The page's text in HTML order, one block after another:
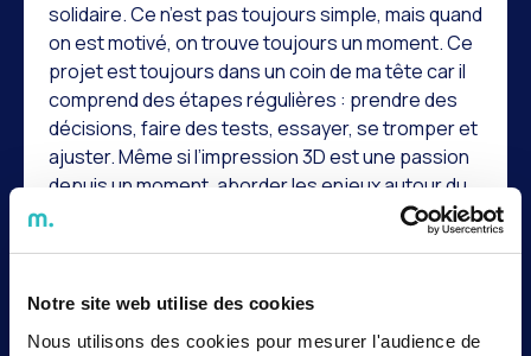
Notre site web utilise des cookies
Nous utilisons des cookies pour mesurer l'audience de
solidaire. Ce n’est pas toujours simple, mais quand
on est motivé, on trouve toujours un moment. Ce
projet est toujours dans un coin de ma tête car il
comprend des étapes régulières : prendre des
décisions, faire des tests, essayer, se tromper et
ajuster. Même si l’impression 3D est une passion
depuis un moment, aborder les enjeux autour du
recyclage est assez nouveau pour moi. Je
découvre un processus encore peu répandu, ce
et stimulante.